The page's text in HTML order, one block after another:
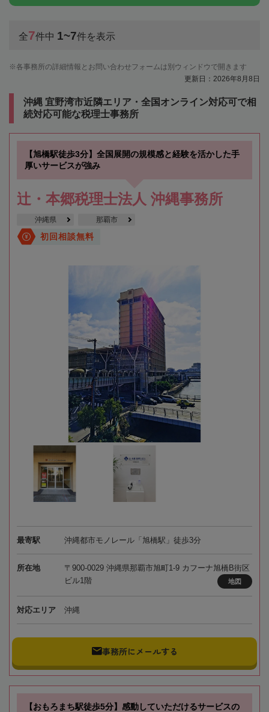
全7件中 1~7件を表示
各事務所の詳細情報とお問い合わせフォームは別ウィンドウで開きます
更新日：2026年8月8日
沖縄 宜野湾市近隣エリア・全国オンライン対応可で相
続対応可能な税理士事務所
【旭橋駅徒歩3分】全国展開の規模感と経験を活かした手
厚いサービスが強み
辻・本郷税理士法人 沖縄事務所
沖縄県 那覇市
初回相談無料
最寄駅 沖縄都市モノレール「旭橋駅」徒歩3分
所在地
〒900-0029 沖縄県那覇市旭町1-9 カフーナ旭橋B街区
ビル1階
地図
対応エリア 沖縄
事務所にメールする
【おもろまち駅徒歩5分】感動していただけるサービスの